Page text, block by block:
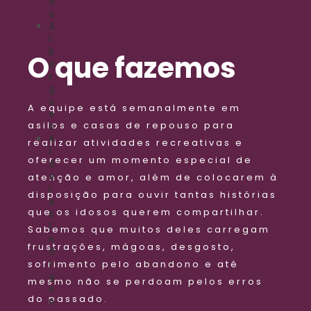
s
A
b
e
r
g
u
e
s
A
d
e
i
a
s
I
n
d
í
g
e
n
O que fazemos
A equipe está semanalmente em
asilos e casas de repouso para
realizar atividades recreativas e
oferecer um momento especial de
atenção e amor, além de colocarem à
disposição para ouvir tantas histórias
que os idosos querem compartilhar.
Sabemos que muitos deles carregam
frustrações, mágoas, desgosto,
sofrimento pelo abandono e até
mesmo não se perdoam pelos erros
do passado.